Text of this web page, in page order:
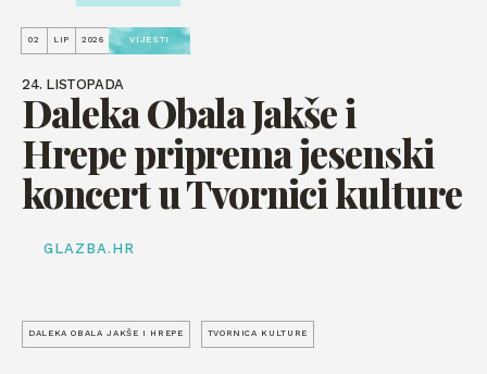
02 LIP 2026 VIJESTI
24. LISTOPADA
Daleka Obala Jakše i
Hrepe priprema jesenski
koncert u Tvornici kulture
GLAZBA.HR
DALEKA OBALA JAKŠE I HREPE TVORNICA KULTURE